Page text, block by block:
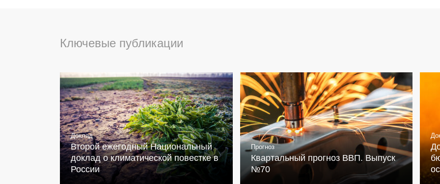
Ключевые публикации
Доклад
Второй ежегодный Национальный
доклад о климатической повестке в
России
Прогноз
Квартальный прогноз ВВП. Выпуск
№70